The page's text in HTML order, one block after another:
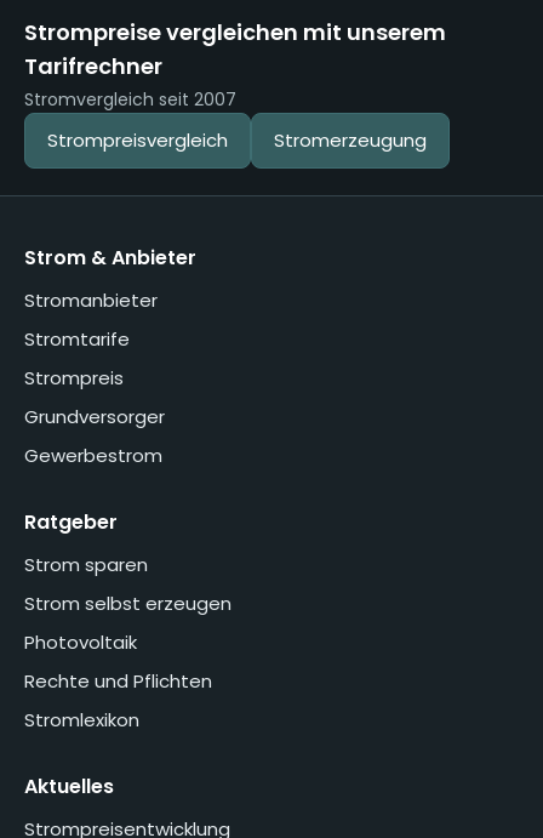
Strompreise vergleichen mit unserem
Tarifrechner
Stromvergleich seit 2007
Strompreisvergleich Stromerzeugung
Strom & Anbieter
Stromanbieter
Stromtarife
Strompreis
Grundversorger
Gewerbestrom
Ratgeber
Strom sparen
Strom selbst erzeugen
Photovoltaik
Rechte und Pflichten
Stromlexikon
Aktuelles
Strompreisentwicklung